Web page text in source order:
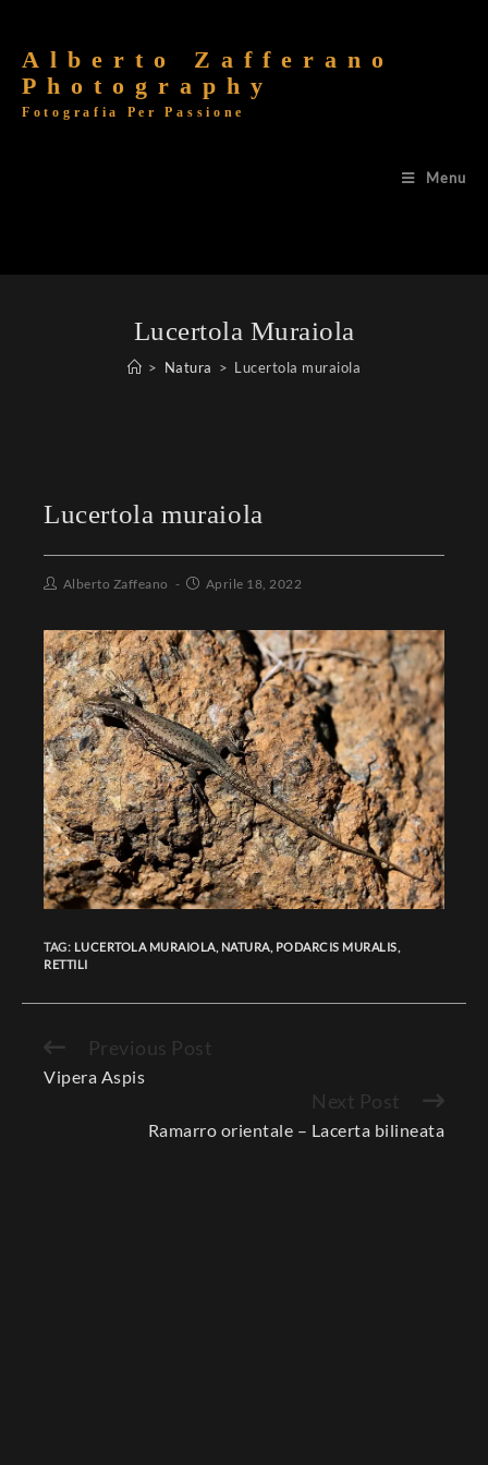
Alberto Zafferano
Photography
Fotografia Per Passione
Menu
Lucertola Muraiola
> Natura > Lucertola muraiola
Lucertola muraiola
Alberto Zaffeano Aprile 18, 2022
TAG: LUCERTOLA MURAIOLA, NATURA, PODARCIS MURALIS,
RETTILI
Continue
Reading
Previous Post
Vipera Aspis
Next Post
Ramarro orientale – Lacerta bilineata